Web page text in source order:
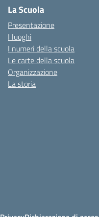
La Scuola
Presentazione
I luoghi
I numeri della scuola
Le carte della scuola
Organizzazione
La storia